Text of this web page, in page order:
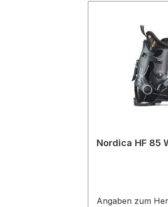
Nordica HF 85
Angaben zum